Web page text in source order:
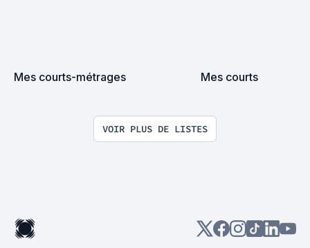
Mes courts-métrages Mes courts
VOIR PLUS DE LISTES